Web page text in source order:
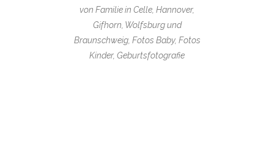
von Familie in Celle, Hannover,
Gifhorn, Wolfsburg und
Braunschweig, Fotos Baby, Fotos
Kinder, Geburtsfotografie